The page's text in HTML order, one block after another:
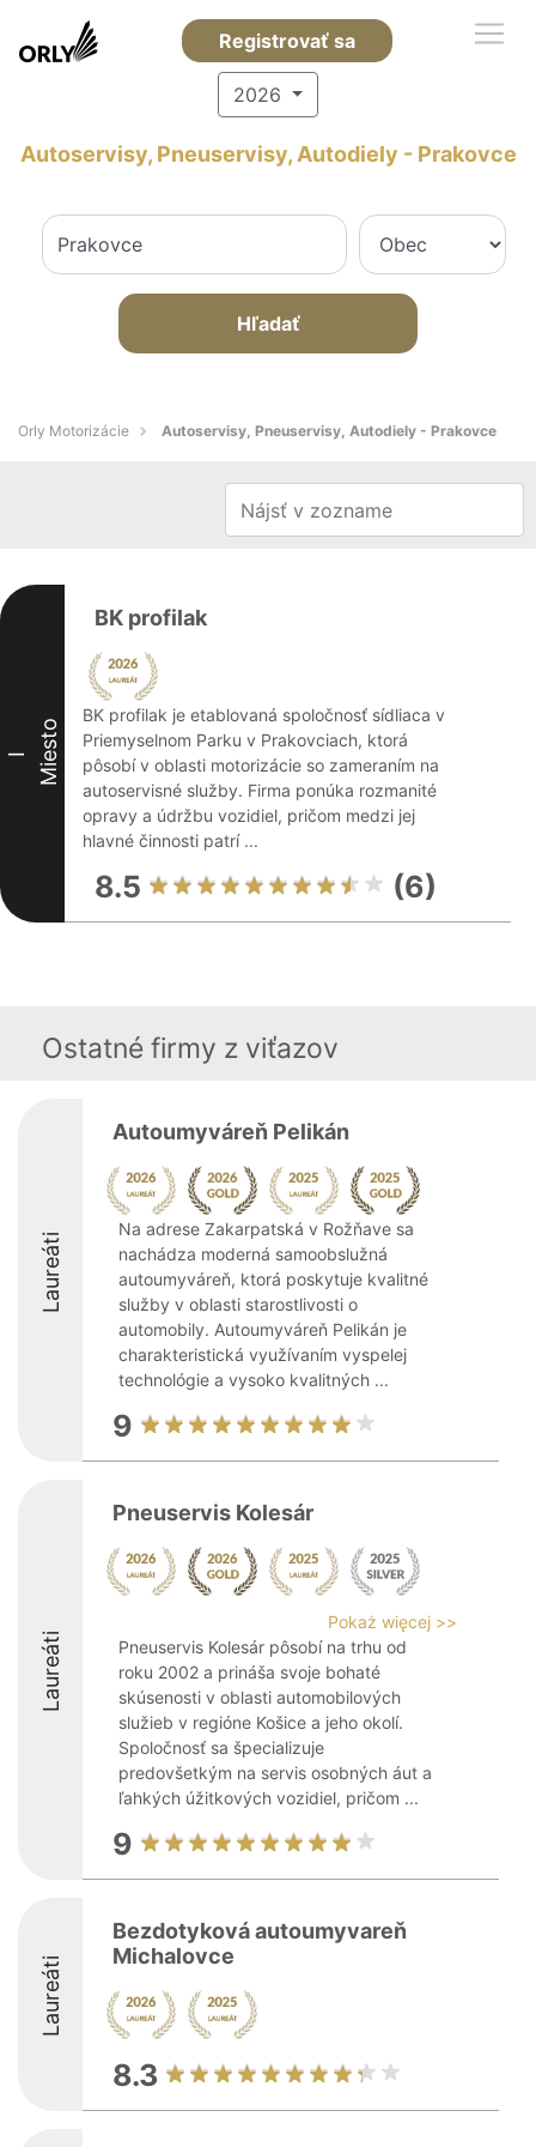
Registrovať sa
2026
Autoservisy, Pneuservisy, Autodiely - Prakovce
Hľadať
Orly Motorizácie Autoservisy, Pneuservisy, Autodiely - Prakovce
I Miesto
BK profilak
BK profilak je etablovaná spoločnosť sídliaca v
Priemyselnom Parku v Prakovciach, ktorá
pôsobí v oblasti motorizácie so zameraním na
autoservisné služby. Firma ponúka rozmanité
opravy a údržbu vozidiel, pričom medzi jej
hlavné činnosti patrí ...
8.5 (6)
Ostatné firmy z viťazov
Laureáti
Autoumyváreň Pelikán
Na adrese Zakarpatská v Rožňave sa
nachádza moderná samoobslužná
autoumyváreň, ktorá poskytuje kvalitné
služby v oblasti starostlivosti o
automobily. Autoumyváreň Pelikán je
charakteristická využívaním vyspelej
technológie a vysoko kvalitných ...
9
Laureáti
Pneuservis Kolesár
Pokaż więcej >>
Pneuservis Kolesár pôsobí na trhu od
roku 2002 a prináša svoje bohaté
skúsenosti v oblasti automobilových
služieb v regióne Košice a jeho okolí.
Spoločnosť sa špecializuje
predovšetkým na servis osobných áut a
ľahkých úžitkových vozidiel, pričom ...
9
Laureáti
Bezdotyková autoumyvareň
Michalovce
8.3